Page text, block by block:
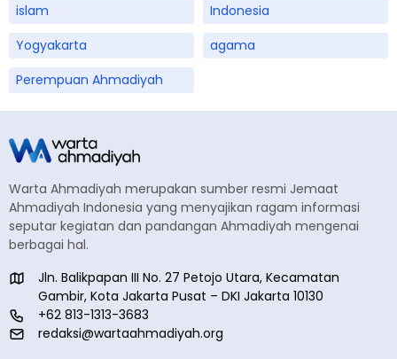
islam
Indonesia
Yogyakarta
agama
Perempuan Ahmadiyah
Warta Ahmadiyah merupakan sumber resmi Jemaat
Ahmadiyah Indonesia yang menyajikan ragam informasi
seputar kegiatan dan pandangan Ahmadiyah mengenai
berbagai hal.
Jln. Balikpapan III No. 27 Petojo Utara, Kecamatan
Gambir, Kota Jakarta Pusat – DKI Jakarta 10130
+62 813-1313-3683
redaksi@wartaahmadiyah.org